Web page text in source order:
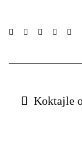
Koktajle